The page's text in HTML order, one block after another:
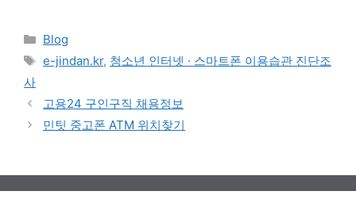
Categories
Blog
Tags
e-jindan.kr, 청소년 인터넷 · 스마트폰 이용습관 진단조
사
고용24 구인구직 채용정보
민팃 중고폰 ATM 위치찾기